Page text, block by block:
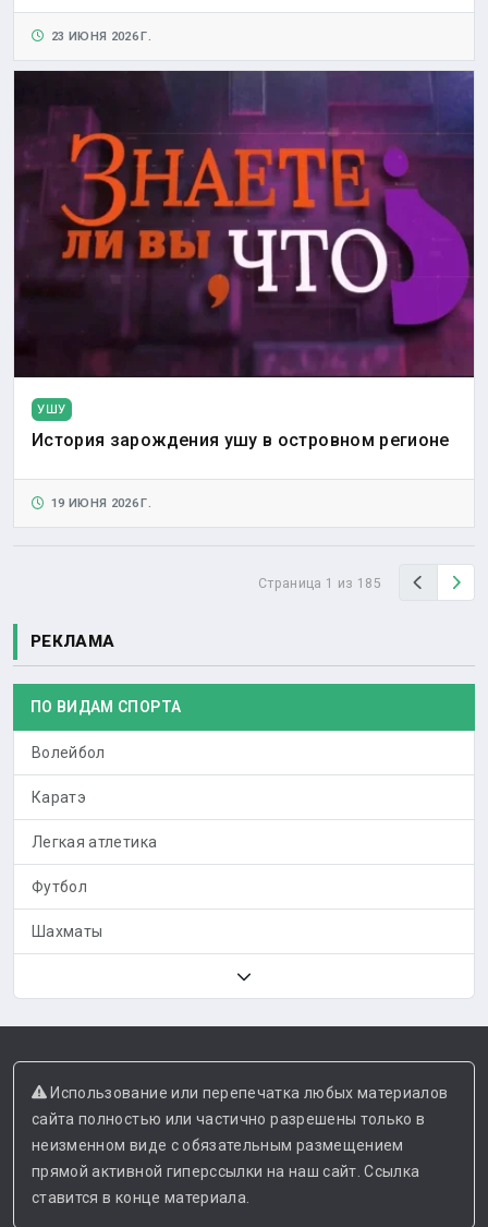
23 ИЮНЯ 2026 Г.
УШУ
История зарождения ушу в островном регионе
19 ИЮНЯ 2026 Г.
Страница 1 из 185 Назад
РЕКЛАМА
ПО ВИДАМ СПОРТА
Волейбол
Каратэ
Легкая атлетика
Футбол
Шахматы
Использование или перепечатка любых материалов
сайта полностью или частично разрешены только в
неизменном виде с обязательным размещением
прямой активной гиперссылки на наш сайт. Ссылка
ставится в конце материала.